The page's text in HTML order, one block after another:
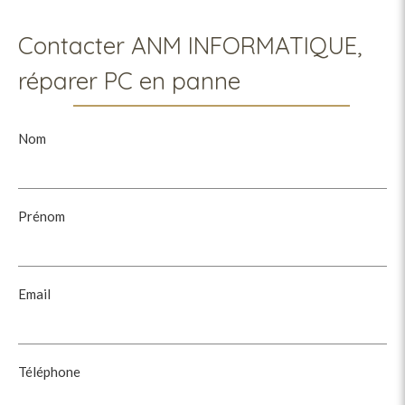
Contacter ANM INFORMATIQUE,
réparer PC en panne
Nom
Prénom
Email
Téléphone